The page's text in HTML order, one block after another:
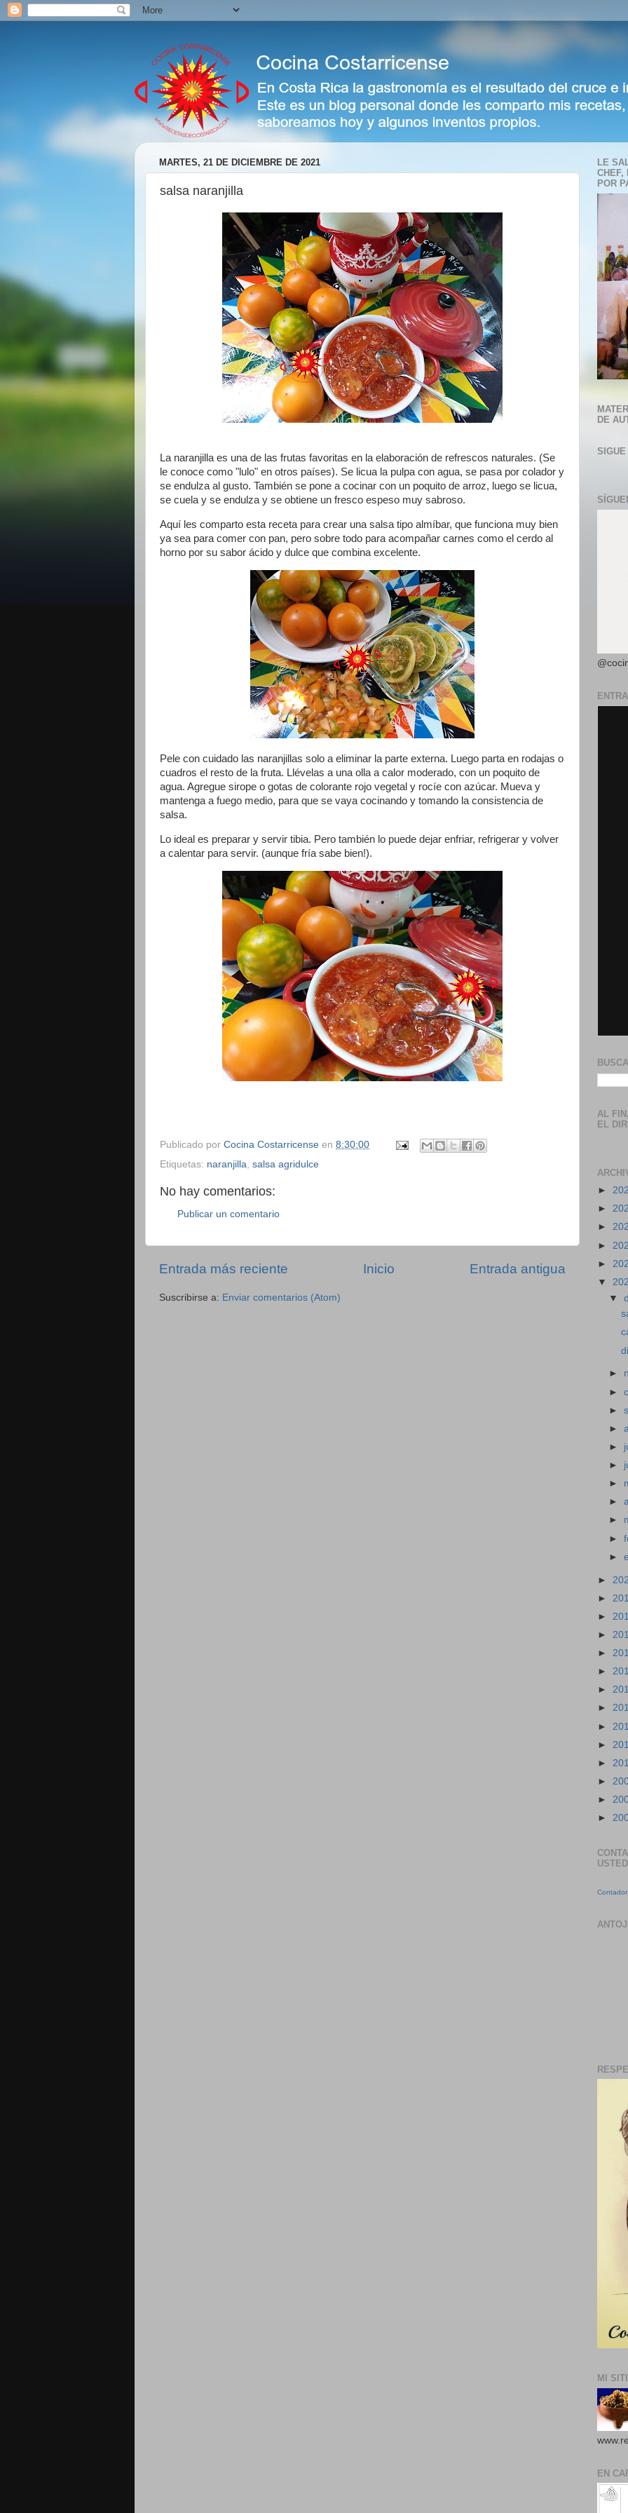
MARTES, 21 DE DICIEMBRE DE 2021
salsa naranjilla
La naranjilla es una de las frutas favoritas en la elaboración de refrescos naturales. (Se
le conoce como "lulo" en otros países). Se licua la pulpa con agua, se pasa por colador y
se endulza al gusto. También se pone a cocinar con un poquito de arroz, luego se licua,
se cuela y se endulza y se obtiene un fresco espeso muy sabroso.
Aquí les comparto esta receta para crear una salsa tipo almíbar, que funciona muy bien
ya sea para comer con pan, pero sobre todo para acompañar carnes como el cerdo al
horno por su sabor ácido y dulce que combina excelente.
Pele con cuidado las naranjillas solo a eliminar la parte externa. Luego parta en rodajas o
cuadros el resto de la fruta. Llévelas a una olla a calor moderado, con un poquito de
agua. Agregue sirope o gotas de colorante rojo vegetal y rocíe con azúcar. Mueva y
mantenga a fuego medio, para que se vaya cocinando y tomando la consistencia de
salsa.
Lo ideal es preparar y servir tibia. Pero también lo puede dejar enfriar, refrigerar y volver
a calentar para servir. (aunque fría sabe bien!).
Publicado por Cocina Costarricense en 8:30:00
Etiquetas: naranjilla salsa agridulce
No hay comentarios:
Publicar un comentario
Entrada más reciente Entrada antigua
Inicio
Suscribirse a: Enviar comentarios (Atom)
LE
CHEF,
POR
DE
AL
EL
►
►
►
►
►
▼
▼
►
►
►
►
►
►
►
►
►
►
►
►
►
►
►
►
►
►
►
►
►
►
►
►
►
MI
EN